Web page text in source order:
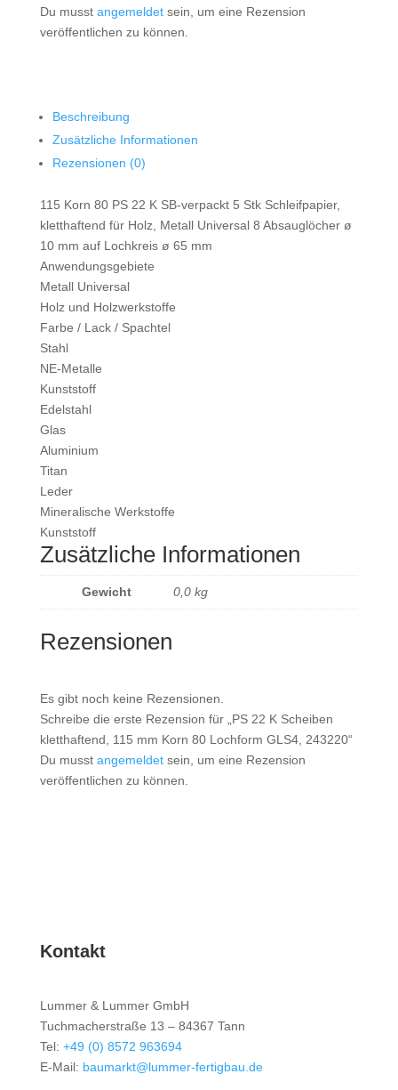
Du musst angemeldetsein, um eine Rezension
veröffentlichen zu können.
Beschreibung
Zusätzliche Informationen
Rezensionen (0)
115 Korn 80 PS 22 K SB-verpackt 5 Stk Schleifpapier,
kletthaftend für Holz, Metall Universal 8 Absauglöcher ø
10 mm auf Lochkreis ø 65 mm
Anwendungsgebiete
Metall Universal
Holz und Holzwerkstoffe
Farbe / Lack / Spachtel
Stahl
NE-Metalle
Kunststoff
Edelstahl
Glas
Aluminium
Titan
Leder
Mineralische Werkstoffe
Kunststoff
Zusätzliche Informationen
Gewicht 0,0 kg
Rezensionen
Es gibt noch keine Rezensionen.
Schreibe die erste Rezension für „PS 22 K Scheiben
kletthaftend, 115 mm Korn 80 Lochform GLS4, 243220“
Du musst angemeldetsein, um eine Rezension
veröffentlichen zu können.
Kontakt
Lummer & Lummer GmbH
Tuchmacherstraße 13 – 84367 Tann
Tel: +49 (0) 8572 963694
E-Mail: baumarkt@lummer-fertigbau.de